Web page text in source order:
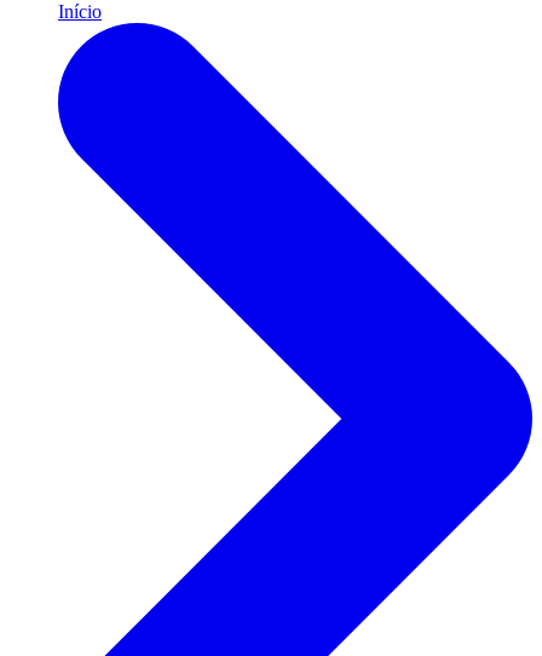
Início